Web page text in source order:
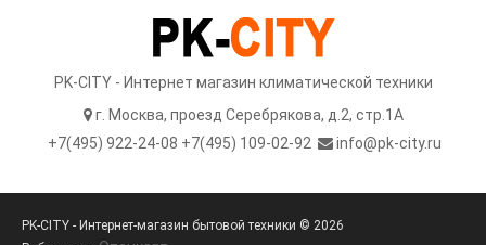
PK-CITY - Интернет магазин климатической техники
г. Москва, проезд Серебрякова, д.2, стр.1A
+7(495) 922-24-08 +7(495) 109-02-92
info@pk-city.ru
PK-CITY - Интернет-магазин бытовой техники © 2026